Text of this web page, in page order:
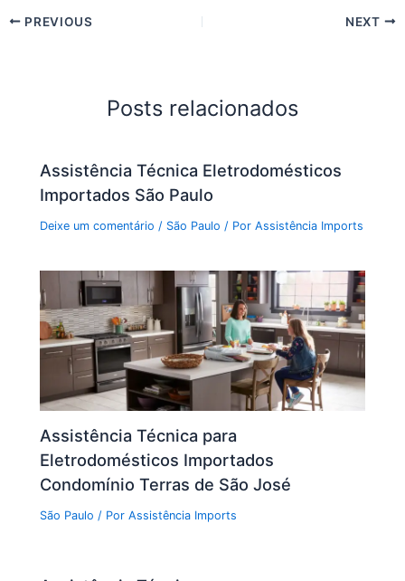
PREVIOUS NEXT
Posts relacionados
Assistência Técnica Eletrodomésticos
Importados São Paulo
Deixe um comentário / São Paulo / PorAssistência Imports
Assistência Técnica para
Eletrodomésticos Importados
Condomínio Terras de São José
São Paulo / PorAssistência Imports